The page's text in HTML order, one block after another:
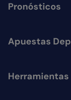
Pronósticos
Apuestas
Herramientas